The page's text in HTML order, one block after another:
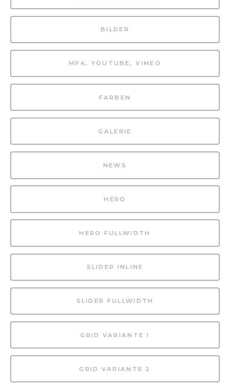
BILDER
MP4, YOUTUBE, VIMEO
FARBEN
GALERIE
NEWS
HERO
HERO FULLWIDTH
SLIDER INLINE
SLIDER FULLWIDTH
GRID VARIANTE 1
GRID VARIANTE 2